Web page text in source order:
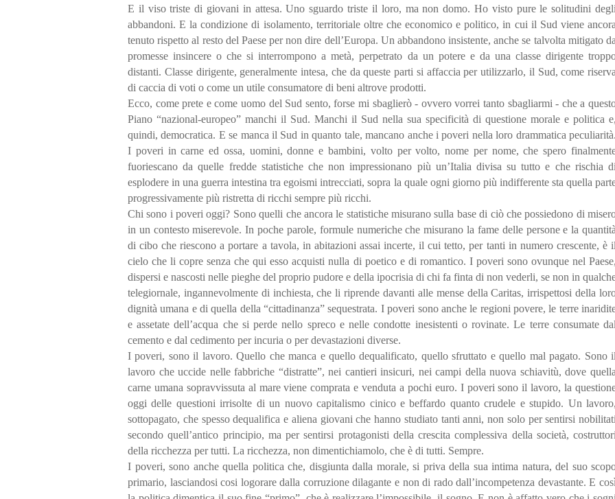
E il viso triste di giovani in attesa. Uno sguardo triste il loro, ma non domo. Ho visto pure le solitudini degli
abbandoni. E la condizione di isolamento, territoriale oltre che economico e politico, in cui il Sud viene ancora
tenuto rispetto al resto del Paese per non dire dell’Europa. Un abbandono insistente, anche se talvolta mitigato da
promesse insincere o che si interrompono a metà, perpetrato da un potere e da una classe dirigente
distanti. Classe dirigente, generalmente intesa, che da queste parti si affaccia per utilizzarlo, il Sud, come riserva
di caccia di voti o come un utile consumatore di beni altrove prodotti.
Ecco, come prete e come uomo del Sud sento, forse mi sbaglierò - ovvero vorrei tanto sbagliarmi - che a
Piano “nazional-europeo” manchi il Sud. Manchi il Sud nella sua specificità di questione morale e politica e,
quindi, democratica. E se manca il Sud in quanto tale, mancano anche i poveri nella loro drammatica peculiarità.
I poveri in carne ed ossa, uomini, donne e bambini, volto per volto, nome per nome, che spero
fuoriescano da quelle fredde statistiche che non impressionano più un’Italia divisa su tutto e che rischia di
esplodere in una guerra intestina tra egoismi intrecciati, sopra la quale ogni giorno più indifferente sta quella
progressivamente più ristretta di ricchi sempre più ricchi.
Chi sono i poveri oggi? Sono quelli che ancora le statistiche misurano sulla base di ciò che possiedono di
in un contesto miserevole. In poche parole, formule numeriche che misurano la fame delle persone e la quantità
di cibo che riescono a portare a tavola, in abitazioni assai incerte, il cui tetto, per tanti in numero crescente, è il
cielo che li copre senza che qui esso acquisti nulla di poetico e di romantico. I poveri sono ovunque nel Paese,
dispersi e nascosti nelle pieghe del proprio pudore e della ipocrisia di chi fa finta di non vederli, se non in
telegiornale, ingannevolmente di inchiesta, che li riprende davanti alle mense della Caritas, irrispettosi della
dignità umana e di quella della “cittadinanza” sequestrata. I poveri sono anche le regioni povere, le terre
e assetate dell’acqua che si perde nello spreco e nelle condotte inesistenti o rovinate. Le terre consumate dal
cemento e dal cedimento per incuria o per devastazioni diverse.
I poveri, sono il lavoro. Quello che manca e quello dequalificato, quello sfruttato e quello mal pagato. Sono il
lavoro che uccide nelle fabbriche “distratte”, nei cantieri insicuri, nei campi della nuova schiavitù, dove quella
carne umana sopravvissuta al mare viene comprata e venduta a pochi euro. I poveri sono il lavoro, la
oggi delle questioni irrisolte di un nuovo capitalismo cinico e beffardo quanto crudele e stupido. Un lavoro,
sottopagato, che spesso dequalifica e aliena giovani che hanno studiato tanti anni, non solo per sentirsi nobilitati
secondo quell’antico principio, ma per sentirsi protagonisti della crescita complessiva della società, costruttori
della ricchezza per tutti. La ricchezza, non dimentichiamolo, che è di tutti. Sempre.
I poveri, sono anche quella politica che, disgiunta dalla morale, si priva della sua intima natura, del suo
primario, lasciandosi cosi logorare dalla corruzione dilagante e non di rado dall’incompetenza devastante. E